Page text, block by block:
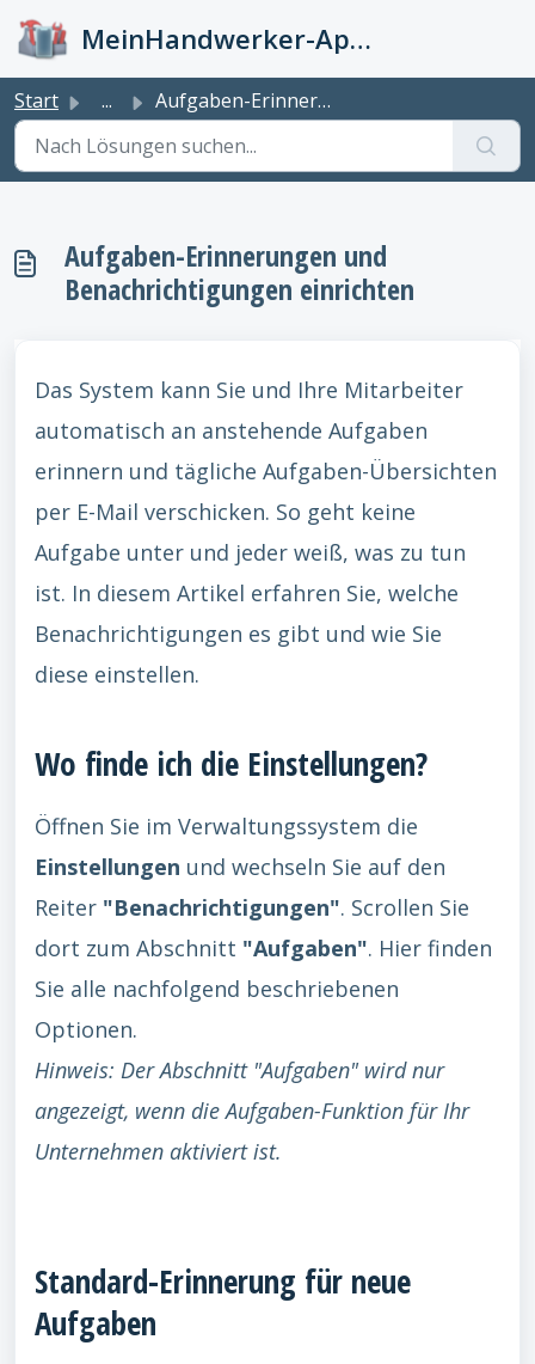
MeinHandwerker-App Info-Kiste
Start ... Aufgaben-Erinnerungen und Benachrichtigungen einrichten
Aufgaben-Erinnerungen und
Benachrichtigungen einrichten
Das System kann Sie und Ihre Mitarbeiter
automatisch an anstehende Aufgaben
erinnern und tägliche Aufgaben-Übersichten
per E-Mail verschicken. So geht keine
Aufgabe unter und jeder weiß, was zu tun
ist. In diesem Artikel erfahren Sie, welche
Benachrichtigungen es gibt und wie Sie
diese einstellen.
Wo finde ich die Einstellungen?
Öffnen Sie im Verwaltungssystem die
Einstellungen und wechseln Sie auf den
Reiter "Benachrichtigungen". Scrollen Sie
dort zum Abschnitt "Aufgaben". Hier finden
Sie alle nachfolgend beschriebenen
Optionen.
Hinweis: Der Abschnitt "Aufgaben" wird nur
angezeigt, wenn die Aufgaben-Funktion für Ihr
Unternehmen aktiviert ist.
Standard-Erinnerung für neue
Aufgaben